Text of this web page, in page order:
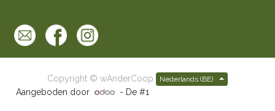
Copyright © wAnderCoop Nederlands (BE)
Aangeboden door - De #1